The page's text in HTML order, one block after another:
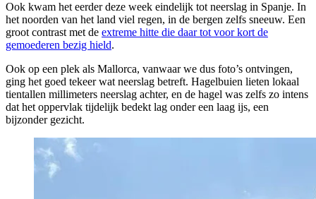
Ook kwam het eerder deze week eindelijk tot neerslag in Spanje. In
het noorden van het land viel regen, in de bergen zelfs sneeuw. Een
groot contrast met de extreme hitte die daar tot voor kort de
gemoederen bezig hield.
Ook op een plek als Mallorca, vanwaar we dus foto’s ontvingen,
ging het goed tekeer wat neerslag betreft. Hagelbuien lieten lokaal
tientallen millimeters neerslag achter, en de hagel was zelfs zo intens
dat het oppervlak tijdelijk bedekt lag onder een laag ijs, een
bijzonder gezicht.